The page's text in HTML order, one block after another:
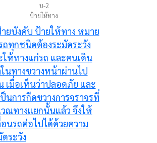
บ-2
ป้ายให้ทาง